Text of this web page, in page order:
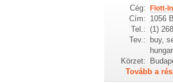
Cég: Flott-
Cím: 1056
Tel.: (1)
Tev.:
buy,
Körzet:
Tovább a